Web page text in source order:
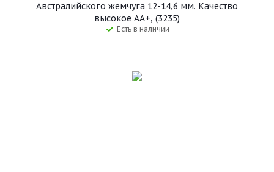
Австралийского жемчуга 12-14,6 мм. Качество
высокое АА+, (3235)
Есть в наличии